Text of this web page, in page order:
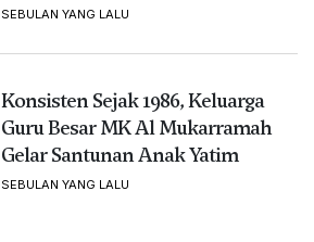
SEBULAN YANG LALU
Konsisten Sejak 1986, Keluarga
Guru Besar MK Al Mukarramah
Gelar Santunan Anak Yatim
SEBULAN YANG LALU